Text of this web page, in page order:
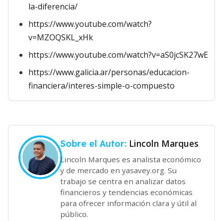
la-diferencia/
https://www.youtube.com/watch?
v=MZOQSKL_xHk
https://www.youtube.com/watch?v=aS0jcSK27wE
https://www.galicia.ar/personas/educacion-
financiera/interes-simple-o-compuesto
Sobre el Autor: Lincoln Marques
Lincoln Marques es analista económico
y de mercado en yasavey.org. Su
trabajo se centra en analizar datos
financieros y tendencias económicas
para ofrecer información clara y útil al
público.